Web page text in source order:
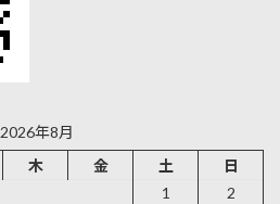
2026年8月
木 金 土
日
1
2